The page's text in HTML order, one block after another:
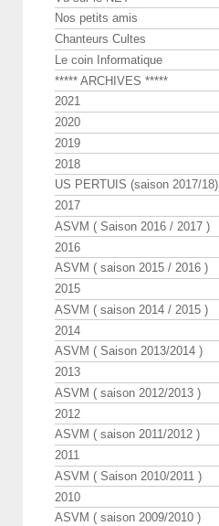
Nos petits amis
Chanteurs Cultes
Le coin Informatique
***** ARCHIVES *****
2021
2020
2019
2018
US PERTUIS (saison 2017/18)
2017
ASVM ( Saison 2016 / 2017 )
2016
ASVM ( saison 2015 / 2016 )
2015
ASVM ( saison 2014 / 2015 )
2014
ASVM ( Saison 2013/2014 )
2013
ASVM ( saison 2012/2013 )
2012
ASVM ( saison 2011/2012 )
2011
ASVM ( Saison 2010/2011 )
2010
ASVM ( saison 2009/2010 )